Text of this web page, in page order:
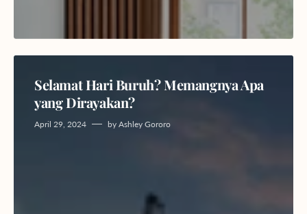
Selamat Hari Buruh? Memangnya Apa
yang Dirayakan?
April 29, 2024 by Ashley Gororo